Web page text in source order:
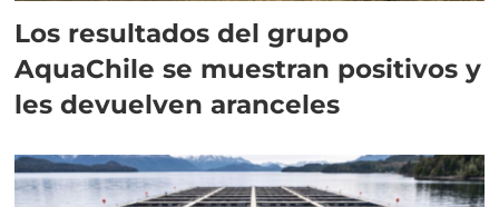
Los resultados del grupo
AquaChile se muestran positivos y
les devuelven aranceles